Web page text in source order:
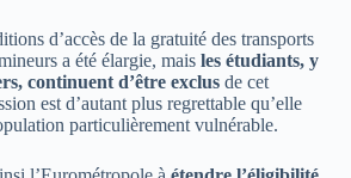
d’accès de la gratuité des transports
a été élargie, mais les étudiants, y
continuent d’être exclusde cet
est d’autant plus regrettable qu’elle
particulièrement vulnérable.